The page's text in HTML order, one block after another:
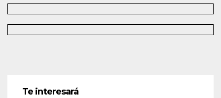
Te interesará